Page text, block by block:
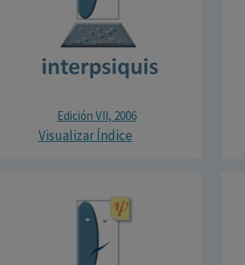
Edición VII, 2006
Visualizar Índice